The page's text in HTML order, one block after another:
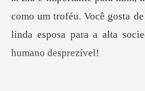
Histórico
Sair
um troféu. Você gosta
linda espo